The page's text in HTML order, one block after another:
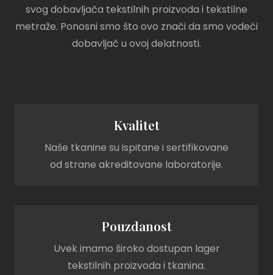
svog dobavljača tekstilnih proizvoda i tekstilne
metraže. Ponosni smo što ovo znači da smo vodeći
dobavljač u ovoj delatnosti.
Kvalitet
Naše tkanine su ispitane i sertifikovane
od strane akreditovane laboratorije.
Pouzdanost
Uvek imamo široko dostupan lager
tekstilnih proizvoda i tkanina.